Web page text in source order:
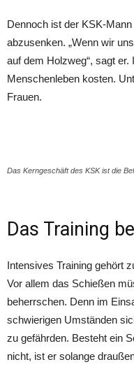
Dennoch ist der KSK-
abzusenken. „Wenn wir
auf dem Holzweg“, sagt
Menschenleben kosten.
Frauen.
Das Kerngeschäft des KSK ist die
Das Training
Intensives Training gehört
Vor allem das Schießen
beherrschen. Denn im
schwierigen Umständen
zu gefährden. Besteht ein
nicht, ist er solange